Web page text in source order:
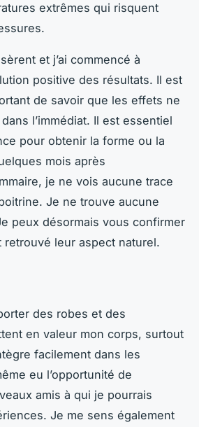
extrêmes qui risquent
et j’ai commencé à
positive des résultats. Il est
de savoir que les effets ne
l’immédiat. Il est essentiel
pour obtenir la forme ou la
mois après
je ne vois aucune trace
Je ne trouve aucune
peux désormais vous confirmer
leur aspect naturel.
des robes et des
en valeur mon corps, surtout
facilement dans les
eu l’opportunité de
amis à qui je pourrais
Je me sens également